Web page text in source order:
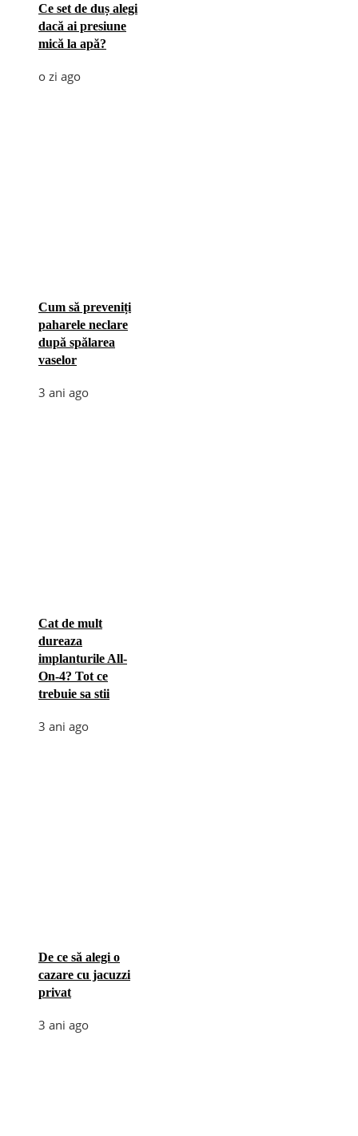
Ce set de duș alegi
dacă ai presiune
mică la apă?
o zi ago
Cum să preveniți
paharele neclare
după spălarea
vaselor
3 ani ago
Cat de mult
dureaza
implanturile All-
On-4? Tot ce
trebuie sa stii
3 ani ago
De ce să alegi o
cazare cu jacuzzi
privat
3 ani ago